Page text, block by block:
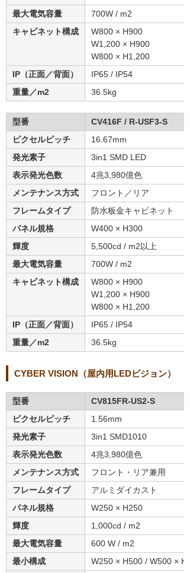
最大電気容量
700W / m2
キャビネット構成
W800 × H900
W1,200 × H900
W800 × H1,200
IP（正面／背面）
IP65 / IP54
重量／m2
36.5kg
型番
CV416F / R-USF3-S
ピクセルピッチ
16.67mm
発光素子
3in1 SMD LED
表示発光色数
4兆3,980億色
メンテナンス方式
フロント／リア
フレームタイプ
防水板金キャビネット
パネル規格
W400 × H300
輝度
5,500cd / m2以上
最大電気容量
700W / m2
キャビネット構成
W800 × H900
W1,200 × H900
W800 × H1,200
IP（正面／背面）
IP65 / IP54
重量／m2
36.5kg
CYBER VISION（屋内用LEDビジョン）
型番
CV815FR-US2-S
ピクセルピッチ
1.56mm
発光素子
3in1 SMD1010
表示発光色数
4兆3,980億色
メンテナンス方式
フロント・リア兼用
フレームタイプ
アルミダイカスト
パネル規格
W250 × H250
輝度
1,000cd / m2
最大電気容量
600 W / m2
最小構成
W250 × H500 / W500 ×